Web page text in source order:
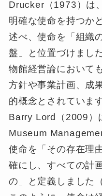
Drucker（1973）は
明確な使命を持つか
述べ、使命を「組織
盤」と位置づけまし
物館経営論において
方針や事業計画、成
的概念とされていま
Barry Lord（2009）
Museum
使命を「その存在理
確にし、すべての計
の」と定義しました